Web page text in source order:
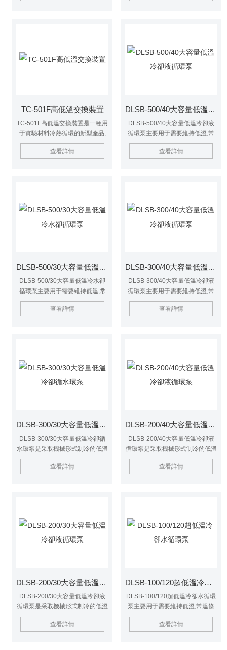
TC-501F高低溫交換裝置
TC-501F高低溫交換裝置是一種用
于實驗材料冷熱循環的新型產品,
它可自動將實驗用品從一個溫區的
水槽提起放入到另一個溫區的水槽
查看詳情
DLSB-500/40大容量低溫冷卻液循環泵
DLSB-500/40大容量低溫冷卻液
循環泵主要用于需要維持低溫,常
溫條件下工作的化學,生物,物理實
驗室.是醫藥衛生,化學工業,食品工
查看詳情
DLSB-500/30大容量低溫冷水卻循環泵
DLSB-500/30大容量低溫冷水卻
循環泵主要用于需要維持低溫,常
溫條件下工作的化學,生物,物理實
驗室.是醫藥衛生,化學工業,食品工
查看詳情
DLSB-300/40大容量低溫冷卻液循環泵
DLSB-300/40大容量低溫冷卻液
循環泵主要用于需要維持低溫,常
溫條件下工作的化學,生物,物理實
驗室.是醫藥衛生,化學工業,食品工
查看詳情
DLSB-300/30大容量低溫冷卻循水環泵
DLSB-300/30大容量低溫冷卻循
水環泵是采取機械形式制冷的低溫
液體循環設備.具有提供低溫液體,
低溫水浴的作用.結合旋轉蒸發儀,
查看詳情
DLSB-200/40大容量低溫冷卻液循環泵
DLSB-200/40大容量低溫冷卻液
循環泵是采取機械形式制冷的低溫
液體循環設備.具有提供低溫液體,
低溫水浴的作用.結合旋轉蒸發儀,
查看詳情
DLSB-200/30大容量低溫冷卻液循環泵
DLSB-200/30大容量低溫冷卻液
循環泵是采取機械形式制冷的低溫
液體循環設備.具有提供低溫液體,
低溫水浴的作用.結合旋轉蒸發儀,
查看詳情
DLSB-100/120超低溫冷卻水循環泵
DLSB-100/120超低溫冷卻水循環
泵主要用于需要維持低溫,常溫條
件下工作的化學,生物,物理實驗室.
是醫藥衛生,化學工業,食品工業,冶
查看詳情